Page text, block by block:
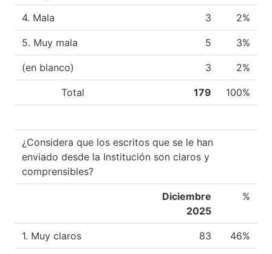
4. Mala 3 2%
5. Muy mala 5 3%
(en blanco) 3 2%
Total 179 100%
¿Considera que los escritos que se le han
enviado desde la Institución son claros y
comprensibles?
Diciembre
2025
%
1. Muy claros 83 46%